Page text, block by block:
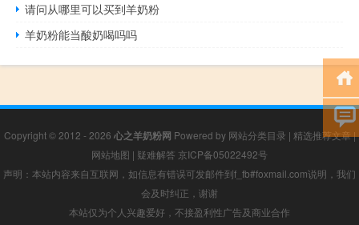
请问从哪里可以买到羊奶粉
羊奶粉能当酸奶喝吗吗
Copyright © 2012 - 2026 心之羊奶粉网 Powered by 网站分类目录 | 精选推荐文章|
网站地图 | 疑难解答 京ICP备05022492号
声明：本站内容来自互联网，如信息有错误可发邮件到f_fb#foxmail.com说明，我们
会及时纠正，谢谢
本站仅为个人兴趣爱好，不接盈利性广告及商业合作